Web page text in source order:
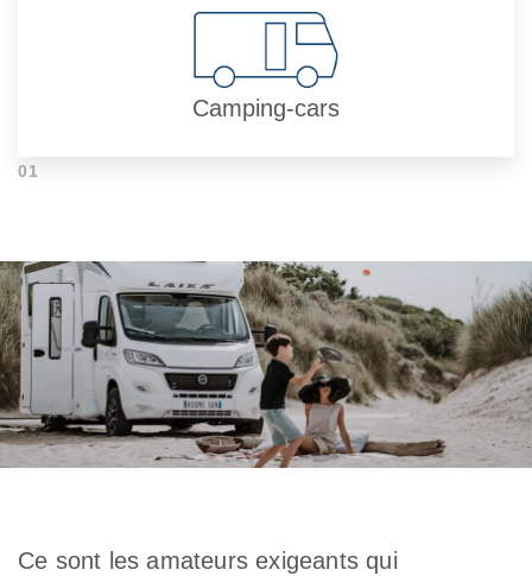
Camping-cars
01
Ce sont les amateurs exigeants qui